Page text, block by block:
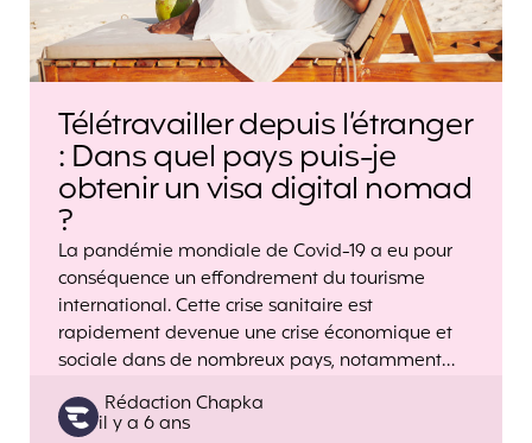
Télétravailler depuis l’étranger
: Dans quel pays puis-je
obtenir un visa digital nomad
?
La pandémie mondiale de Covid-19 a eu pour
conséquence un effondrement du tourisme
international. Cette crise sanitaire est
rapidement devenue une crise économique et
sociale dans de nombreux pays, notamment…
Posted
by
Rédaction Chapka
il y a 6 ans